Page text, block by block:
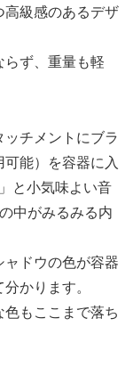
高級感のあるデザ
らず、重量も軽
チメントにブラ
能）を容器に入
と小気味よい音
中がみるみる内
ドウの色が容器
かります。
色もここまで落ち